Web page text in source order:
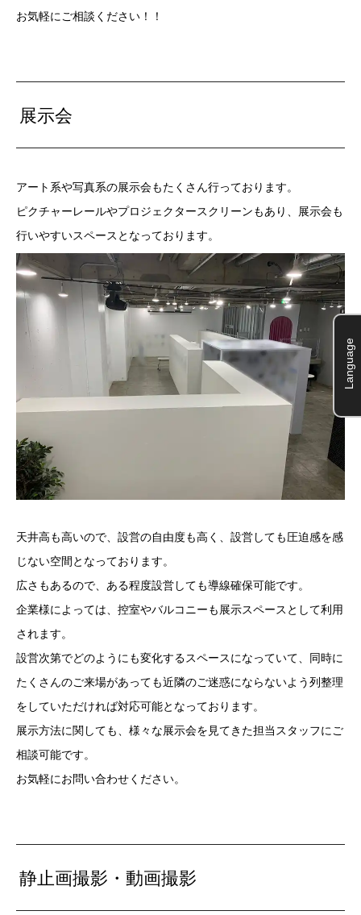
お気軽にご相談ください！！
展示会
アート系や写真系の展示会もたくさん行っております。
ピクチャーレールやプロジェクタースクリーンもあり、展示会も
行いやすいスペースとなっております。
天井高も高いので、設営の自由度も高く、設営しても圧迫感を感
じない空間となっております。
広さもあるので、ある程度設営しても導線確保可能です。
企業様によっては、控室やバルコニーも展示スペースとして利用
されます。
設営次第でどのようにも変化するスペースになっていて、同時に
たくさんのご来場があっても近隣のご迷惑にならないよう列整理
をしていただければ対応可能となっております。
展示方法に関しても、様々な展示会を見てきた担当スタッフにご
相談可能です。
お気軽にお問い合わせください。
静止画撮影・動画撮影
Language